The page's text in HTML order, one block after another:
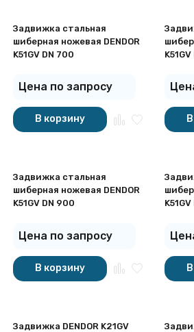
Задвижка стальная
шиберная ножевая DENDOR
K51GV DN 700
Цена по запросу
В корзину
Задвижка стальная
шиберная ножевая DENDOR
K51GV DN 900
Цена по запросу
В корзину
Задвижка DENDOR K21GV